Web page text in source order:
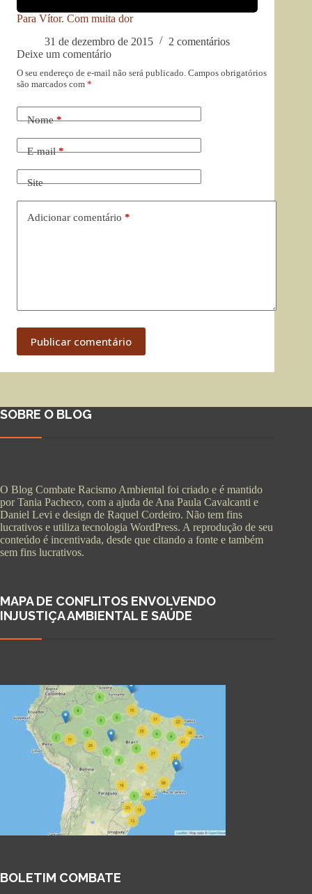
Para Vítor. Com muita dor
31 de dezembro de 2015
2 comentários
Deixe um comentário
O seu endereço de e-mail não será publicado. Campos obrigatórios
são marcados com *
Nome*
E-mail*
Site
Adicionar comentário *
Publicar comentário
SOBRE O BLOG
O Blog Combate Racismo Ambiental foi criado e é mantido
por Tania Pacheco, com a ajuda de Ana Paula Cavalcanti e
Daniel Levi e design de Raquel Cordeiro. Não tem fins
lucrativos e utiliza tecnologia WordPress. A reprodução de seu
conteúdo é incentivada, desde que citando a fonte e também
sem fins lucrativos.
MAPA DE CONFLITOS ENVOLVENDO
INJUSTIÇA AMBIENTAL E SAÚDE
BOLETIM COMBATE